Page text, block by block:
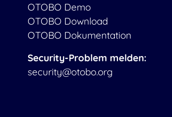
OTOBO Demo
OTOBO Download
OTOBO Dokumentation
Security-Problem melden:
security@otobo.org